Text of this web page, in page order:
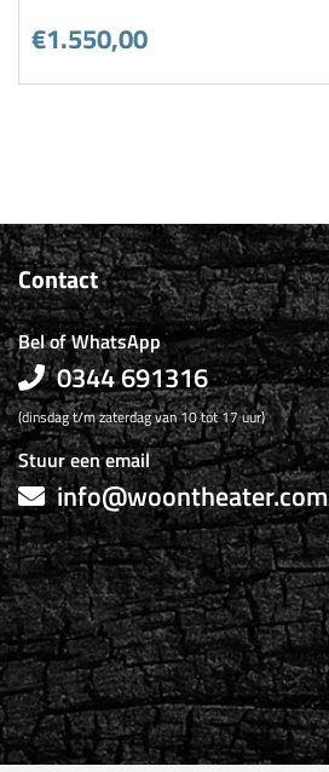
€1.550,00
Contact
Bel of WhatsApp
0344 691316
(dinsdag t/m zaterdag van 10 tot 17 uur)
Stuur een email
info@woontheater.com